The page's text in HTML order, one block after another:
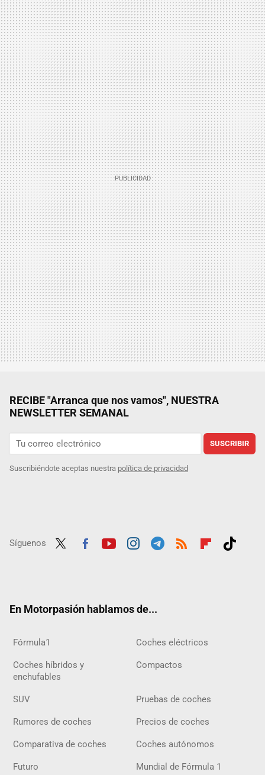
RECIBE "Arranca que nos vamos", NUESTRA
NEWSLETTER SEMANAL
SUSCRIBIR
Suscribiéndote aceptas nuestra política de privacidad
Síguenos
En Motorpasión hablamos de...
Fórmula1 Coches eléctricos
Coches híbridos y
enchufables
Compactos
SUV Pruebas de coches
Rumores de coches Precios de coches
Comparativa de coches Coches autónomos
Futuro Mundial de Fórmula 1